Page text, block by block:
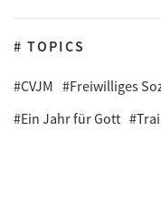
# TOPICS
#CVJM #Freiwilliges
#Ein Jahr für Gott